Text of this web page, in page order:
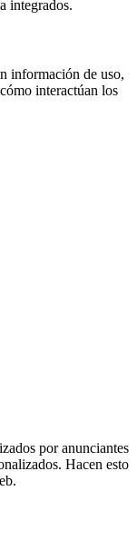
integrados.
información de uso,
interactúan los
por anunciantes
Hacen esto